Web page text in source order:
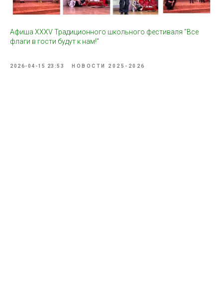
Афиша XXXV Традиционного школьного фестиваля "Все
флаги в гости будут к нам!"
2026-04-15 23:53 НОВОСТИ 2025-2026